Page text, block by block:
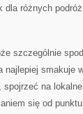
dla różnych
szczególnie
najlepiej smakuje
spojrzeć na
się od